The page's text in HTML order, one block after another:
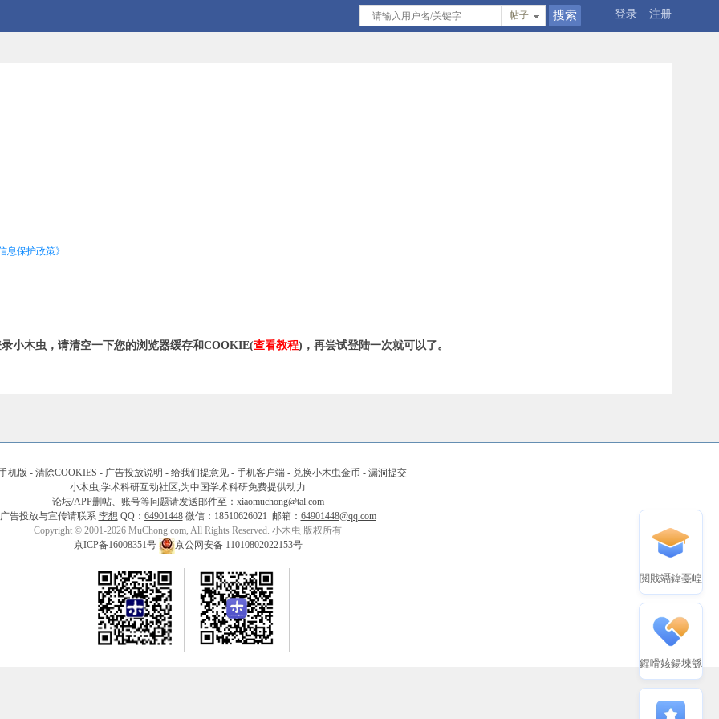
登录 注册
帖子
息保护政策》
小木虫，请清空一下您的浏览器缓存和COOKIE(查看教程)，再尝试登陆一次就可以了。
机版 - 清除COOKIES - 广告投放说明 - 给我们提意见- 手机客户端- 兑换小木虫金币 - 漏洞提交
小木虫,学术科研互动社区,为中国学术科研免费提供动力
论坛/APP删帖、账号等问题请发送邮件至：xiaomuchong@tal.com
广告投放与宣传请联系 李想 QQ： 64901448微信：18510626021 邮箱： 64901448@qq.com
Copyright © 2001-2026 MuChong.com, All Rights Reserved. 小木虫 版权所有
京ICP备16008351号
京公网安备 11010802022153号
閲戝竵鍏戞崲
鍟嗗姟鍚堜綔